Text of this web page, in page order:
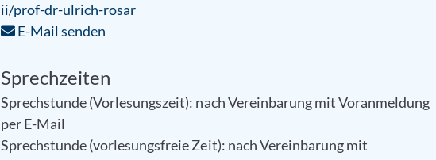
ii/prof-dr-ulrich-rosar
E-Mail senden
Sprechzeiten
Sprechstunde (Vorlesungszeit): nach Vereinbarung mit Voranmeldung
per E-Mail
Sprechstunde (vorlesungsfreie Zeit): nach Vereinbarung mit